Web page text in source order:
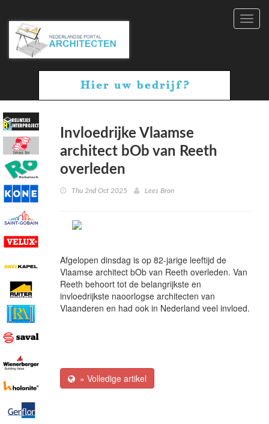
Invloedrijke Vlaamse
architect bOb van Reeth
overleden
Thu 2nd Oct 2025 Lees Bron
Afgelopen dinsdag is op 82-jarige leeftijd de
Vlaamse architect bOb van Reeth overleden. Van
Reeth behoort tot de belangrijkste en
invloedrijkste naoorlogse architecten van
Vlaanderen en had ook in Nederland veel invloed.
» Volledige artikel